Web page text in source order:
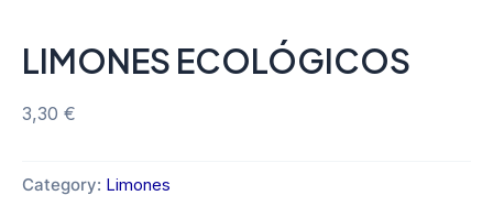
LIMONES ECOLÓGICOS
3,30 €
Category: Limones